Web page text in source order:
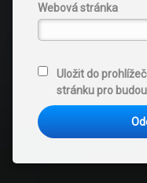
Webová stránka
Uložit do
stránku pro